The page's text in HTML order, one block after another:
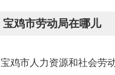
宝鸡市劳动局在哪儿
宝鸡市人力资源和社会劳